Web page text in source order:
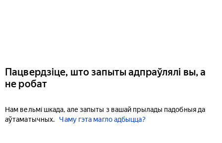
Пацвердзіце, што запыты адпраўлялі вы, а
не робат
Нам вельмі шкада, але запыты з вашай прылады падобныя да
аўтаматычных.
Чаму гэта магло адбыцца?